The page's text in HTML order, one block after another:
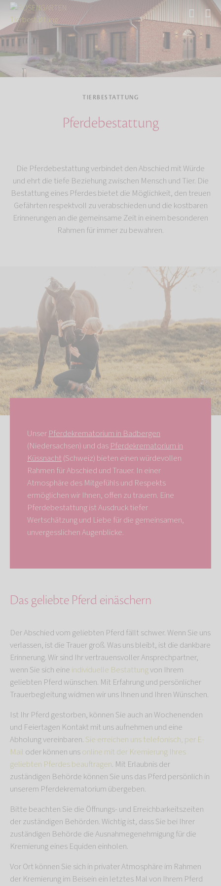
Start Tierbestattung
TIERBESTATTUNG
Pferdebestattung
Die Pferdebestattung verbindet den Abschied mit Würde
und ehrt die tiefe Beziehung zwischen Mensch und Tier. Die
Bestattung eines Pferdes bietet die Möglichkeit, den treuen
Gefährten respektvoll zu verabschieden und die kostbaren
Erinnerungen an die gemeinsame Zeit in einem besonderen
Rahmen für immer zu bewahren.
Unser Pferdekrematorium in Badbergen
(Niedersachsen) und das Pferdekrematorium in
Küssnacht (Schweiz) bieten einen würdevollen
Rahmen für Abschied und Trauer. In einer
Atmosphäre des Mitgefühls und Respekts
ermöglichen wir Ihnen, offen zu trauern. Eine
Pferdebestattung ist Ausdruck tiefer
Wertschätzung und Liebe für die gemeinsamen,
unvergesslichen Augenblicke.
Das geliebte Pferd einäschern
Der Abschied vom geliebten Pferd fällt schwer. Wenn Sie uns
verlassen, ist die Trauer groß. Was uns bleibt, ist die dankbare
Erinnerung. Wir sind Ihr vertrauensvoller Ansprechpartner,
wenn Sie sich eine individuelle Bestattungvon Ihrem
geliebten Pferd wünschen. Mit Erfahrung und persönlicher
Trauerbegleitung widmen wir uns Ihnen und Ihren Wünschen.
Ist Ihr Pferd gestorben, können Sie auch an Wochenenden
und Feiertagen Kontakt mit uns aufnehmen und eine
Abholung vereinbaren. Sie erreichen uns telefonisch, per E-
Mail oder können unsonline mit der Kremierung Ihres
geliebten Pferdes beauftragen. Mit Erlaubnis der
zuständigen Behörde können Sie uns das Pferd persönlich in
unserem Pferdekrematorium übergeben.
Bitte beachten Sie die Öffnungs- und Erreichbarkeitszeiten
der zuständigen Behörden. Wichtig ist, dass Sie bei Ihrer
zuständigen Behörde die Ausnahmegenehmigung für die
Kremierung eines Equiden einholen.
Vor Ort können Sie sich in privater Atmosphäre im Rahmen
der Kremierung im Beisein ein letztes Mal von Ihrem Pferd